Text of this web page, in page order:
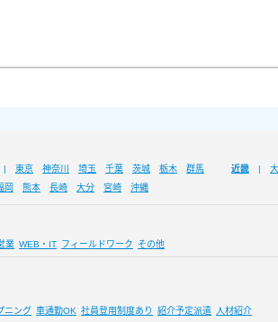
東京 神奈川 埼玉 千葉 茨城 栃木 群馬 近畿
岡 熊本 長崎 大分 宮崎 沖縄
業 WEB・IT フィールドワーク その他
ニング 車通勤OK 社員登用制度あり 紹介予定派遣 人材紹介